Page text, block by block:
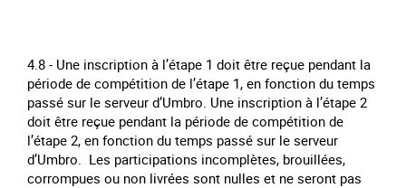
4.8 - Une inscription à l’étape 1 doit être reçue pendant la
période de compétition de l’étape 1, en fonction du temps
passé sur le serveur d’Umbro. Une inscription à l’étape 2
doit être reçue pendant la période de compétition de
l’étape 2, en fonction du temps passé sur le serveur
d’Umbro. Les participations incomplètes, brouillées,
corrompues ou non livrées sont nulles et ne seront pas